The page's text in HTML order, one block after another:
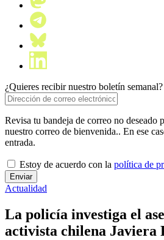
¿Quieres recibir nuestro boletín semanal?
Revisa tu bandeja de correo no deseado
nuestro correo de bienvenida.. En ese
entrada.
Estoy de acuerdo con la política de
Actualidad
La policía investiga el
activista chilena Javiera